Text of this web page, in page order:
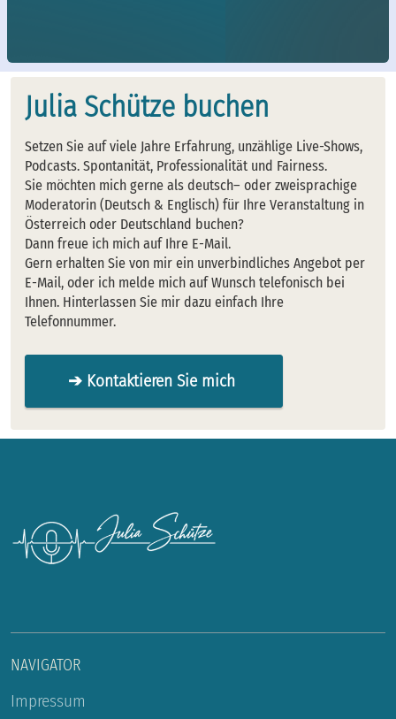
Julia Schütze buchen
Setzen Sie auf viele Jahre Erfahrung, unzählige Live-Shows,
Podcasts. Spontanität, Professionalität und Fairness.
Sie möchten mich gerne als deutsch– oder zweisprachige
Moderatorin (Deutsch & Englisch) für Ihre Veranstaltung in
Österreich oder Deutschland buchen?
Dann freue ich mich auf Ihre E-Mail.
Gern erhalten Sie von mir ein unverbindliches Angebot per
E-Mail, oder ich melde mich auf Wunsch telefonisch bei
Ihnen. Hinterlassen Sie mir dazu einfach Ihre
Telefonnummer.
➔ Kontaktieren Sie mich
NAVIGATOR
Impressum